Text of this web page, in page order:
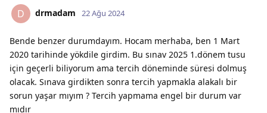
D drmadam 22 Ağu 2024
Bende benzer durumdayım. Hocam merhaba, ben 1 Mart
2020 tarihinde yökdile girdim. Bu sınav 2025 1.dönem tusu
için geçerli biliyorum ama tercih döneminde süresi dolmuş
olacak. Sınava girdikten sonra tercih yapmakla alakalı bir
sorun yaşar mıyım ? Tercih yapmama engel bir durum var
mıdır